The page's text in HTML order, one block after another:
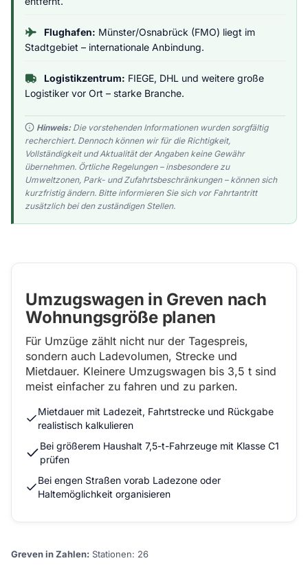
Flughafen: Münster/Osnabrück (FMO) liegt im
Stadtgebiet – internationale Anbindung.
Logistikzentrum: FIEGE, DHL und weitere große
Logistiker vor Ort – starke Branche.
Hinweis:Die vorstehenden Informationen wurden sorgfältig
recherchiert. Dennoch können wir für die Richtigkeit,
Vollständigkeit und Aktualität der Angaben keine Gewähr
übernehmen. Örtliche Regelungen – insbesondere zu
Umweltzonen, Park- und Zufahrtsbeschränkungen – können sich
kurzfristig ändern. Bitte informieren Sie sich vor Fahrtantritt
zusätzlich bei den zuständigen Stellen.
Umzugswagen in Greven nach
Wohnungsgröße planen
Für Umzüge zählt nicht nur der Tagespreis,
sondern auch Ladevolumen, Strecke und
Mietdauer. Kleinere Umzugswagen bis 3,5 t sind
meist einfacher zu fahren und zu parken.
Mietdauer mit Ladezeit, Fahrtstrecke und Rückgabe
realistisch kalkulieren
Bei größerem Haushalt 7,5-t-Fahrzeuge mit Klasse C1
prüfen
Bei engen Straßen vorab Ladezone oder
Haltemöglichkeit organisieren
Greven in Zahlen: Stationen: 26